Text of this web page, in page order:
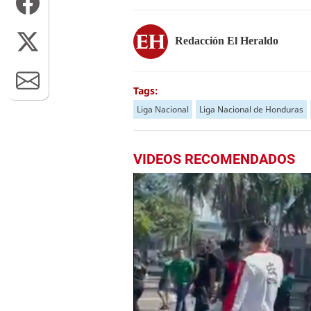
Redacción El Heraldo
Tags:
Liga Nacional Liga Nacional de Honduras
VIDEOS RECOMENDADOS